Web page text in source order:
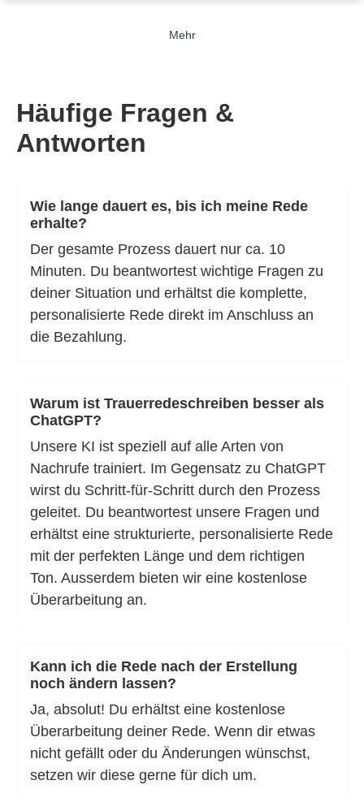
Mehr
Häufige Fragen &
Antworten
Wie lange dauert es, bis ich meine Rede
erhalte?
Der gesamte Prozess dauert nur ca. 10
Minuten. Du beantwortest wichtige Fragen zu
deiner Situation und erhältst die komplette,
personalisierte Rede direkt im Anschluss an
die Bezahlung.
Warum ist Trauerredeschreiben besser als
ChatGPT?
Unsere KI ist speziell auf alle Arten von
Nachrufe trainiert. Im Gegensatz zu ChatGPT
wirst du Schritt-für-Schritt durch den Prozess
geleitet. Du beantwortest unsere Fragen und
erhältst eine strukturierte, personalisierte Rede
mit der perfekten Länge und dem richtigen
Ton. Ausserdem bieten wir eine kostenlose
Überarbeitung an.
Kann ich die Rede nach der Erstellung
noch ändern lassen?
Ja, absolut! Du erhältst eine kostenlose
Überarbeitung deiner Rede. Wenn dir etwas
nicht gefällt oder du Änderungen wünschst,
setzen wir diese gerne für dich um.